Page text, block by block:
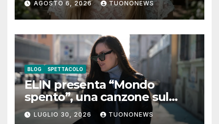
guarda”
AGOSTO 6, 2026 TUONONEWS
BLOG SPETTACOLO
ELIN presenta “Mondo
spento”, una canzone sul
coraggio di lasciare andare i
LUGLIO 30, 2026 TUONONEWS